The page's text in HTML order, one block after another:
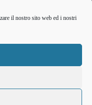
il nostro sito web ed i nostri